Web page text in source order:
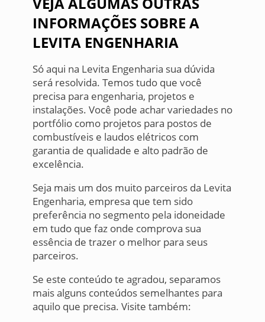
INFORMAÇÕES SOBRE A
LEVITA ENGENHARIA
Só aqui na Levita Engenharia sua dúvida
será resolvida. Temos tudo que você
precisa para engenharia, projetos e
instalações. Você pode achar variedades no
portfólio como projetos para postos de
combustíveis e laudos elétricos com
garantia de qualidade e alto padrão de
excelência.
Seja mais um dos muito parceiros da Levita
Engenharia, empresa que tem sido
preferência no segmento pela idoneidade
em tudo que faz onde comprova sua
essência de trazer o melhor para seus
parceiros.
Se este conteúdo te agradou, separamos
mais alguns conteúdos semelhantes para
aquilo que precisa. Visite também: